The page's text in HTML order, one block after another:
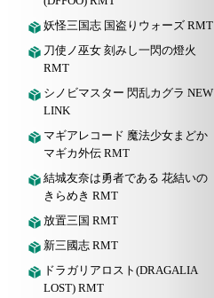
妖怪三国志 国盗りウォーズ RMT
刀使ノ巫女 刻みし一閃の燈火
RMT
シノビマスター 閃乱カグラ NEW
LINK
マギアレコード 魔法少女まどか
マギカ外伝 RMT
結城友奈は勇者である 花結いの
きらめき RMT
放置三国 RMT
新三國志 RMT
ドラガリアロスト(DRAGALIA
LOST) RMT